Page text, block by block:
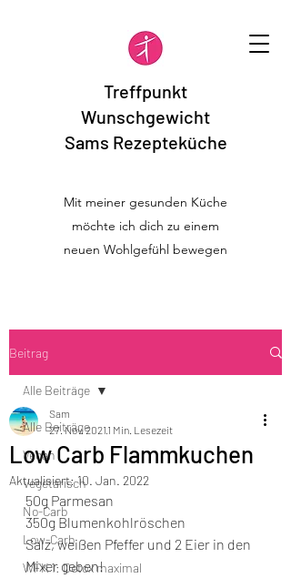
Treffpunkt
Wunschgewicht
Sams Rezepteküche
Mit meiner gesunden Küche
möchte ich dich zu einem
neuen Wohlgefühl bewegen
Beitrag
Alle Beiträge
Vegan
Vegetarisch
No-Carb
Low-Carb
WFK 1: Detox maximal
Alle Beiträge
Low Carb Flammkuchen
Sam
27. Nov. 2021 1 Min. Lesezeit
Aktualisiert:10. Jan. 2022
50g Parmesan
350g Blumenkohlröschen
Salz, weißen Pfeffer und 2 Eier in den
Mixer geben!